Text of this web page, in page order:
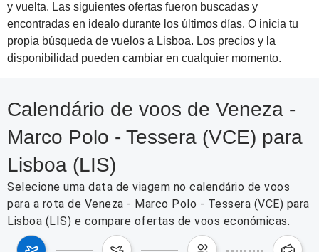
y vuelta. Las siguientes ofertas fueron buscadas y
encontradas en idealo durante los últimos días. O inicia tu
propia búsqueda de vuelos a Lisboa. Los precios y la
disponibilidad pueden cambiar en cualquier momento.
Calendário de voos de Veneza -
Marco Polo - Tessera (VCE) para
Lisboa (LIS)
Selecione uma data de viagem no calendário de voos
para a rota de Veneza - Marco Polo - Tessera (VCE) para
Lisboa (LIS) e compare ofertas de voos económicas.